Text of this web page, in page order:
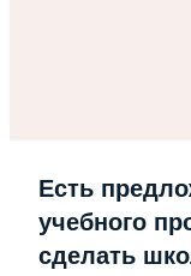
Есть
учебного
сделать